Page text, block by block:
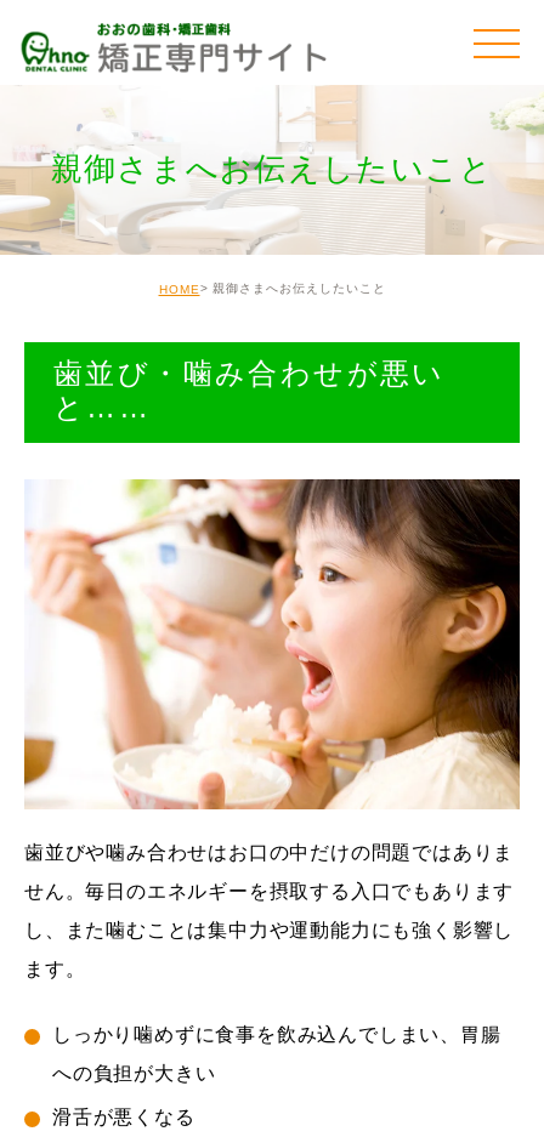
親御さまへお伝えしたいこと
HOME 親御さまへお伝えしたいこと
歯並び・噛み合わせが悪い
と……
歯並びや噛み合わせはお口の中だけの問題ではありま
せん。毎日のエネルギーを摂取する入口でもあります
し、また噛むことは集中力や運動能力にも強く影響し
ます。
しっかり噛めずに食事を飲み込んでしまい、胃腸
への負担が大きい
滑舌が悪くなる